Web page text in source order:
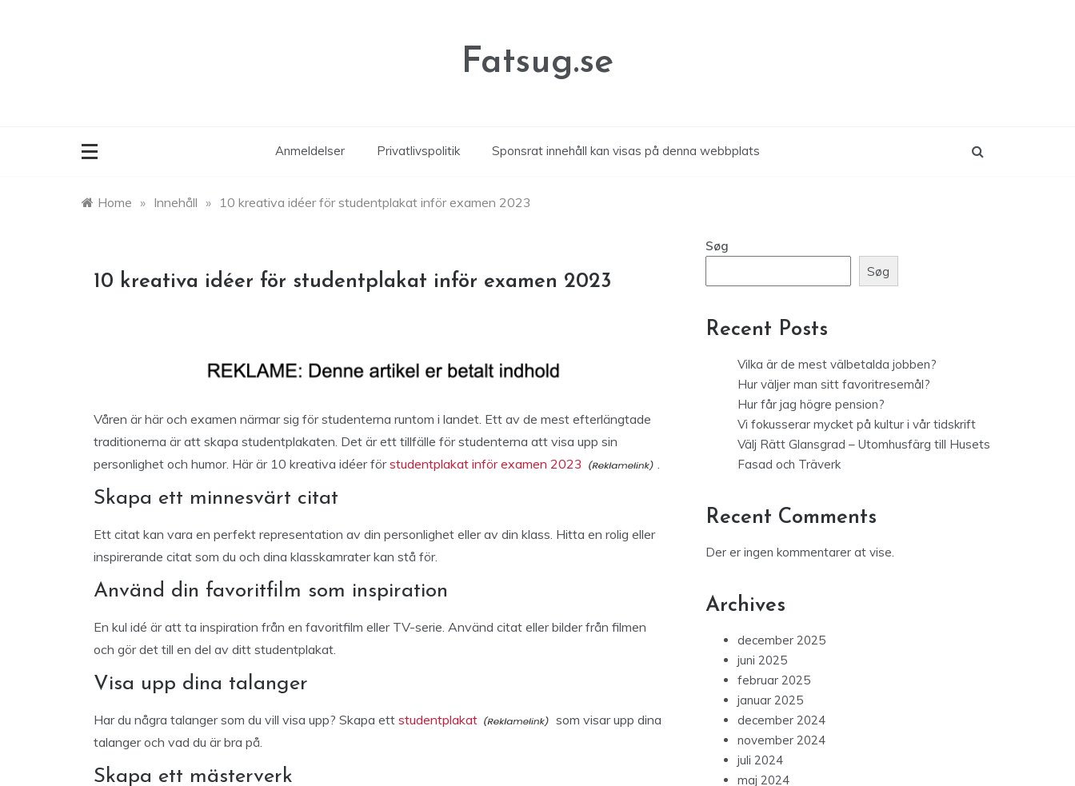
Fatsug.se
Anmeldelser Privatlivspolitik Sponsrat innehåll kan visas på denna webbplats
Home » Innehåll » 10 kreativa idéer för studentplakat inför examen 2023
10 kreativa idéer för studentplakat inför examen 2023
Våren är här och examen närmar sig för studenterna runtom i landet. Ett av de mest efterlängtade
traditionerna är att skapa studentplakaten. Det är ett tillfälle för studenterna att visa upp sin
personlighet och humor. Här är 10 kreativa idéer förstudentplakat inför examen 2023 .
Skapa ett minnesvärt citat
Ett citat kan vara en perfekt representation av din personlighet eller av din klass. Hitta en rolig eller
inspirerande citat som du och dina klasskamrater kan stå för.
Använd din favoritfilm som inspiration
En kul idé är att ta inspiration från en favoritfilm eller TV-serie. Använd citat eller bilder från filmen
och gör det till en del av ditt studentplakat.
Visa upp dina talanger
Har du några talanger som du vill visa upp? Skapa ett studentplakat
som visar upp dina
talanger och vad du är bra på.
Skapa ett mästerverk
Søg
Søg
Recent Posts
Vilka är de mest välbetalda jobben?
Hur väljer man sitt favoritresemål?
Hur får jag högre pension?
Vi fokusserar mycket på kultur i vår tidskrift
Välj Rätt Glansgrad – Utomhusfärg till Husets
Fasad och Träverk
Recent Comments
Der er ingen kommentarer at vise.
Archives
december 2025
juni 2025
februar 2025
januar 2025
december 2024
november 2024
juli 2024
maj 2024